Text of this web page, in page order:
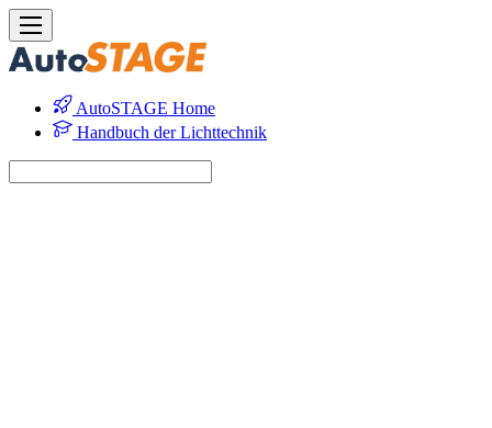
AutoSTAGE Home
Handbuch der Lichttechnik